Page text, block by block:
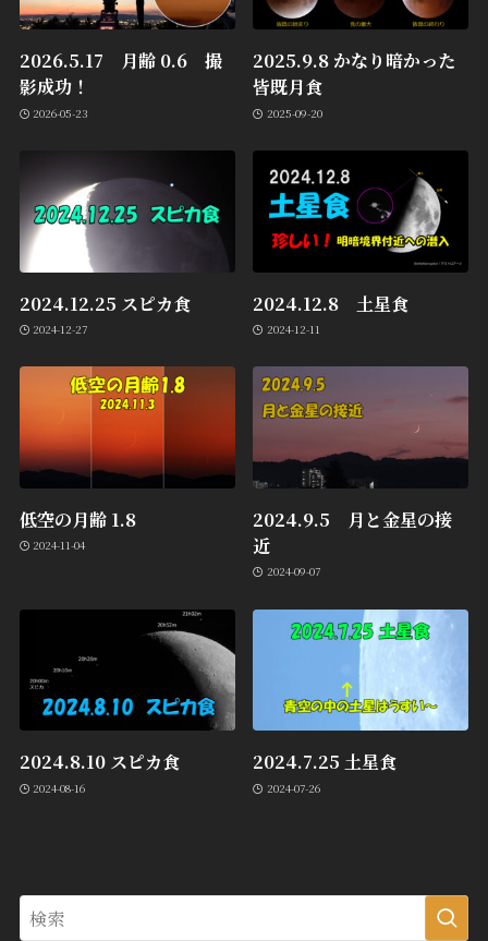
2026.5.17 月齢 0.6 撮
影成功！
2026-05-23
2025.9.8 かなり暗かった
皆既月食
2025-09-20
2024.12.25 スピカ食
2024-12-27
2024.12.8 土星食
2024-12-11
低空の月齢 1.8
2024-11-04
2024.9.5 月と金星の接
近
2024-09-07
2024.8.10 スピカ食
2024-08-16
2024.7.25 土星食
2024-07-26